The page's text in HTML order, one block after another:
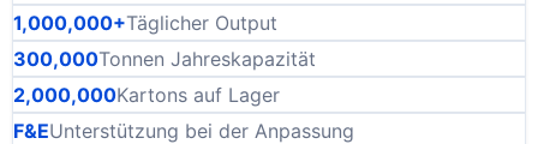
1,000,000+Täglicher Output
300,000Tonnen Jahreskapazität
2,000,000Kartons auf Lager
F&EUnterstützung bei der Anpassung